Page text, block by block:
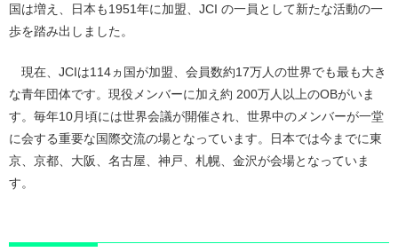
国は増え、日本も1951年に加盟、JCI の一員として新たな活動の一
歩を踏み出しました。
現在、JCIは114ヵ国が加盟、会員数約17万人の世界でも最も大き
な青年団体です。現役メンバーに加え約 200万人以上のOBがいま
す。毎年10月頃には世界会議が開催され、世界中のメンバーが一堂
に会する重要な国際交流の場となっています。日本では今までに東
京、京都、大阪、名古屋、神戸、札幌、金沢が会場となっていま
す。